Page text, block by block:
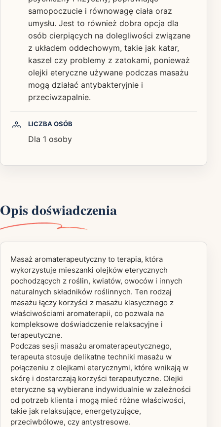
samopoczucie i równowagę ciała oraz
umysłu. Jest to również dobra opcja dla
osób cierpiących na dolegliwości związane
z układem oddechowym, takie jak katar,
kaszel czy problemy z zatokami, ponieważ
olejki eteryczne używane podczas masażu
mogą działać antybakteryjnie i
przeciwzapalnie.
LICZBA OSÓB
Dla 1 osoby
Opis doświadczenia
Masaż aromaterapeutyczny to terapia, która
wykorzystuje mieszanki olejków eterycznych
pochodzących z roślin, kwiatów, owoców i innych
naturalnych składników roślinnych. Ten rodzaj
masażu łączy korzyści z masażu klasycznego z
właściwościami aromaterapii, co pozwala na
kompleksowe doświadczenie relaksacyjne i
terapeutyczne.
Podczas sesji masażu aromaterapeutycznego,
terapeuta stosuje delikatne techniki masażu w
połączeniu z olejkami eterycznymi, które wnikają w
skórę i dostarczają korzyści terapeutyczne. Olejki
eteryczne są wybierane indywidualnie w zależności
od potrzeb klienta i mogą mieć różne właściwości,
takie jak relaksujące, energetyzujące,
przeciwbólowe, czy antystresowe.